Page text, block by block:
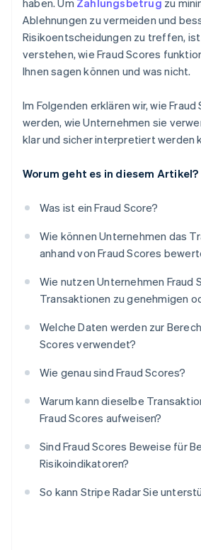
haben. Um Zahlungsbetrug zu
Ablehnungen zu vermeiden und
Risikoentscheidungen zu treffen,
verstehen, wie Fraud Scores
Ihnen sagen können und was nicht.
Im Folgenden erklären wir, wie
werden, wie Unternehmen sie
klar und sicher interpretiert werden
Worum geht es in diesem Artikel?
Was ist ein Fraud Score?
Wie können Unternehmen das
anhand von Fraud Scores
Wie nutzen Unternehmen Fraud
Transaktionen zu genehmigen
Welche Daten werden zur
Scores verwendet?
Wie genau sind Fraud Scores?
Warum kann dieselbe
Fraud Scores aufweisen?
Sind Fraud Scores Beweise für
Risikoindikatoren?
So kann Stripe Radar Sie